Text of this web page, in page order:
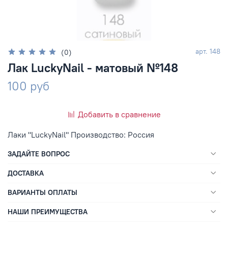
(0) арт. 148
Лак LuckyNail - матовый №148
100 руб
Добавить в сравнение
ЗАДАЙТЕ ВОПРОС
ДОСТАВКА
ВАРИАНТЫ ОПЛАТЫ
НАШИ ПРЕИМУЩЕСТВА
Лаки "LuckyNail" Производство: Россия